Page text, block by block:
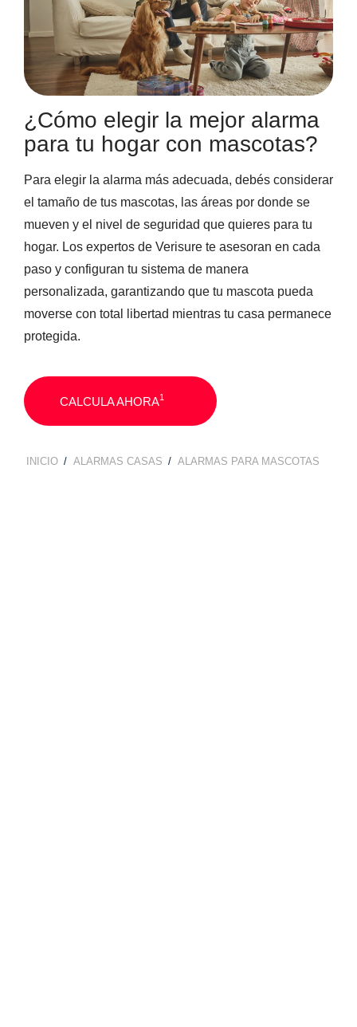
¿Cómo elegir la mejor alarma
para tu hogar con mascotas?
Para elegir la alarma más adecuada, debés considerar
el tamaño de tus mascotas, las áreas por donde se
mueven y el nivel de seguridad que quieres para tu
hogar. Los expertos de Verisure te asesoran en cada
paso y configuran tu sistema de manera
personalizada, garantizando que tu mascota pueda
moverse con total libertad mientras tu casa permanece
protegida.
CALCULA AHORA1
BREADCRUMB
INICIO ALARMAS CASAS ALARMAS PARA MASCOTAS